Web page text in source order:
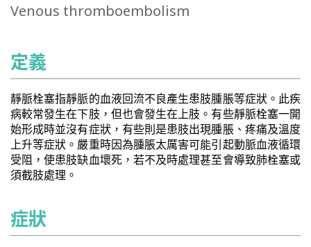
Venous thromboembolism
定義
靜脈栓塞指靜脈的血液回流不良產生患肢腫脹等症狀。此疾
病較常發生在下肢，但也會發生在上肢。有些靜脈栓塞一開
始形成時並沒有症狀，有些則是患肢出現腫脹、疼痛及溫度
上升等症狀。嚴重時因為腫脹太厲害可能引起動脈血液循環
受阻，使患肢缺血壞死，若不及時處理甚至會導致肺栓塞或
須截肢處理。
症狀